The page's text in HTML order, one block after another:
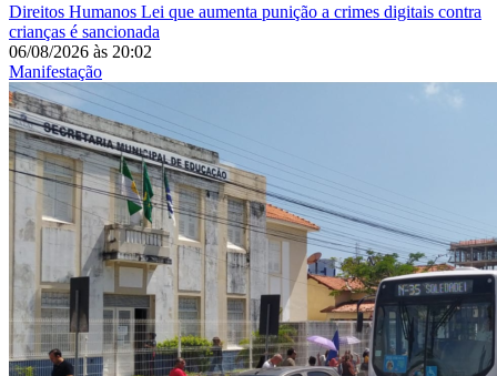
Direitos Humanos Lei que aumenta punição a crimes digitais contra
crianças é sancionada
06/08/2026 às 20:02
Manifestação